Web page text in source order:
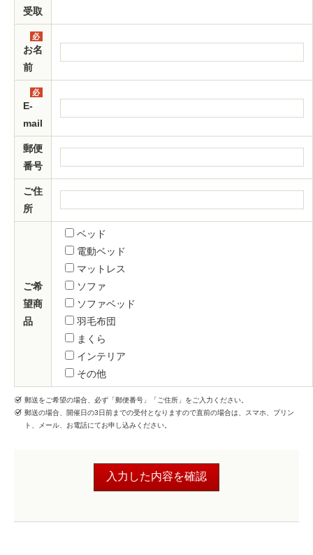
受取
必
須
お名
前
必
E-
mail
郵便
番号
ご住
所
ご希
望商
品
ベッド
電動ベッド
マットレス
ソファ
ソファベッド
羽毛布団
まくら
インテリア
その他
郵送をご希望の場合、必ず「郵便番号」「ご住所」をご入力ください。
郵送の場合、開催日の3日前までの受付となりますので直前の場合は、スマホ、プリン
ト、メール、お電話にてお申し込みください。